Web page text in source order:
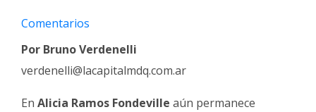
Fúnebres
Comentarios
Por Bruno Verdenelli
verdenelli@lacapitalmdq.com.ar
En Alicia Ramos Fondeville aún permanece